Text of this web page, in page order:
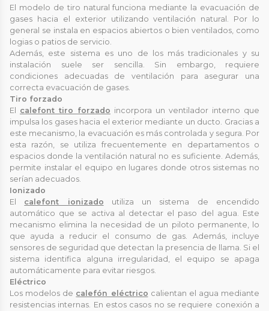
El modelo de tiro natural funciona mediante la evacuación de
gases hacia el exterior utilizando ventilación natural. Por lo
general se instala en espacios abiertos o bien ventilados, como
logias o patios de servicio.
Además, este sistema es uno de los más tradicionales y su
instalación suele ser sencilla. Sin embargo, requiere
condiciones adecuadas de ventilación para asegurar una
correcta evacuación de gases.
Tiro forzado
El calefont tiro forzado incorpora un ventilador interno que
impulsa los gases hacia el exterior mediante un ducto. Gracias a
este mecanismo, la evacuación es más controlada y segura. Por
esta razón, se utiliza frecuentemente en departamentos o
espacios donde la ventilación natural no es suficiente. Además,
permite instalar el equipo en lugares donde otros sistemas no
serían adecuados.
Ionizado
El calefont ionizado utiliza un sistema de encendido
automático que se activa al detectar el paso del agua. Este
mecanismo elimina la necesidad de un piloto permanente, lo
que ayuda a reducir el consumo de gas. Además, incluye
sensores de seguridad que detectan la presencia de llama. Si el
sistema identifica alguna irregularidad, el equipo se apaga
automáticamente para evitar riesgos.
Eléctrico
Los modelos de calefón eléctrico calientan el agua mediante
resistencias internas. En estos casos no se requiere conexión a